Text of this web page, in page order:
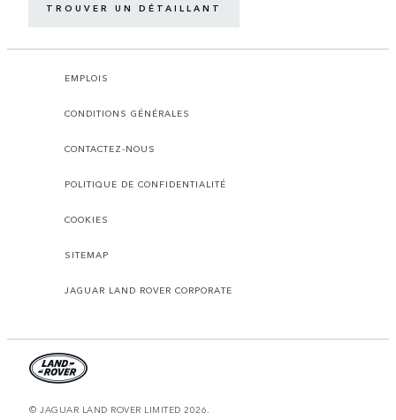
TROUVER UN DÉTAILLANT
EMPLOIS
CONDITIONS GÉNÉRALES
CONTACTEZ-NOUS
POLITIQUE DE CONFIDENTIALITÉ
COOKIES
SITEMAP
JAGUAR LAND ROVER CORPORATE
© JAGUAR LAND ROVER LIMITED 2026.